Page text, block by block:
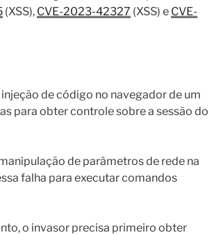
(XSS), CVE-2023-42327 (XSS) e CVE-
de código no navegador de um
para obter controle sobre a sessão do
de parâmetros de rede na
falha para executar comandos
o invasor precisa primeiro obter